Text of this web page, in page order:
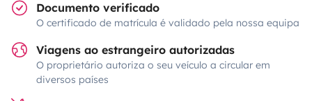
Documento verificado
O certificado de matrícula é validado pela nossa equipa
Viagens ao estrangeiro autorizadas
O proprietário autoriza o seu veículo a circular em
diversos países